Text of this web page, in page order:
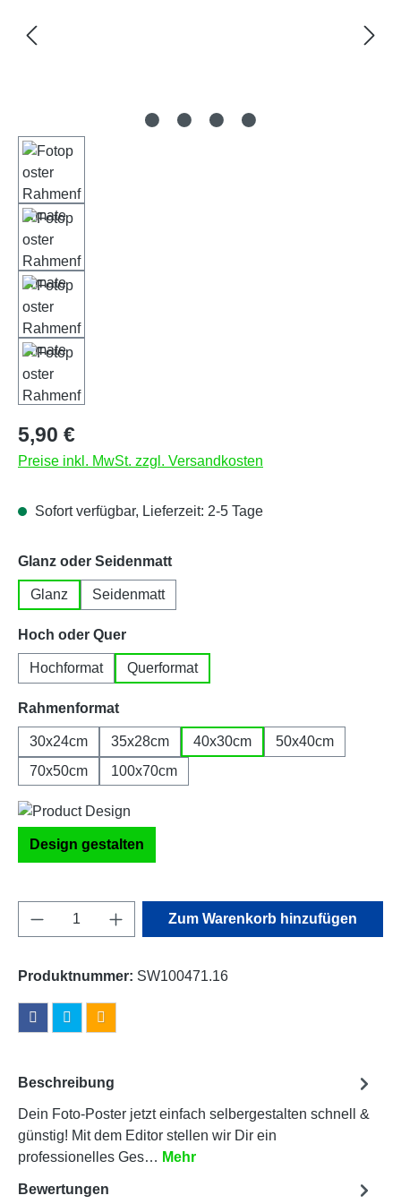
Regulärer Preis:
5,90 €
Preise inkl. MwSt. zzgl. Versandkosten
Sofort verfügbar, Lieferzeit: 2-5 Tage
Glanz oder Seidenmattauswählen
Glanz Seidenmatt
Hoch oder Querauswählen
Hochformat Querformat
Rahmenformatauswählen
30x24cm 35x28cm 40x30cm
50x40cm
70x50cm
100x70cm
Design gestalten
Produkt Anzahl: Gib den gewünschten
Zum Warenkorb hinzufügen
Produktnummer: SW100471.16
Beschreibung
Dein Foto-Poster jetzt einfach selbergestalten schnell &
günstig! Mit dem Editor stellen wir Dir ein
professionelles Ges… Mehr
Bewertungen